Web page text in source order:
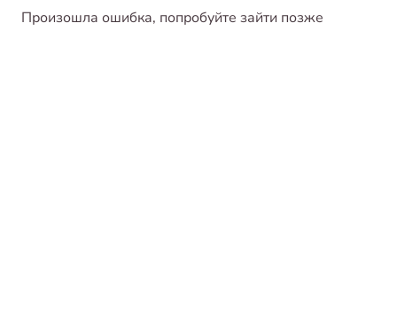
Произошла ошибка, попробуйте зайти позже